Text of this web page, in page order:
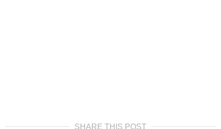
SHARE THIS POST